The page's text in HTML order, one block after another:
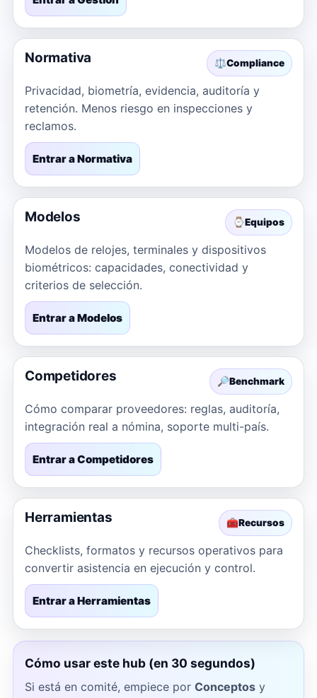
Normativa ⚖️Compliance
Privacidad, biometría, evidencia, auditoría y
retención. Menos riesgo en inspecciones y
reclamos.
Entrar a Normativa
Modelos ⌚Equipos
Modelos de relojes, terminales y dispositivos
biométricos: capacidades, conectividad y
criterios de selección.
Entrar a Modelos
Competidores 🔎Benchmark
Cómo comparar proveedores: reglas, auditoría,
integración real a nómina, soporte multi-país.
Entrar a Competidores
Herramientas 🧰Recursos
Checklists, formatos y recursos operativos para
convertir asistencia en ejecución y control.
Entrar a Herramientas
Cómo usar este hub (en 30 segundos)
Si está en comité, empiece por Conceptosy